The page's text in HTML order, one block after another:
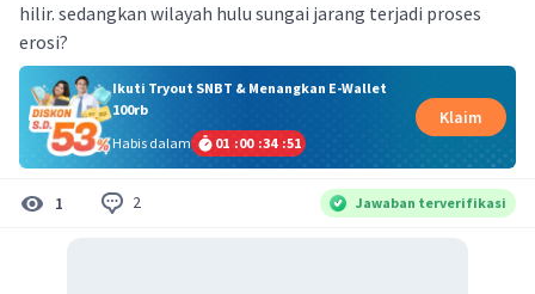
hilir. sedangkan wilayah hulu sungai jarang terjadi proses
erosi?
Ikuti Tryout SNBT & Menangkan E-Wallet
100rb
Habis dalam
01 :00 :34 :51
Klaim
1 2 Jawaban terverifikasi